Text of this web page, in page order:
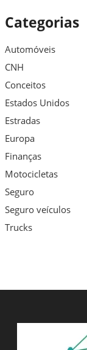
Categorias
Automóveis
CNH
Conceitos
Estados Unidos
Estradas
Europa
Finanças
Motocicletas
Seguro
Seguro veículos
Trucks